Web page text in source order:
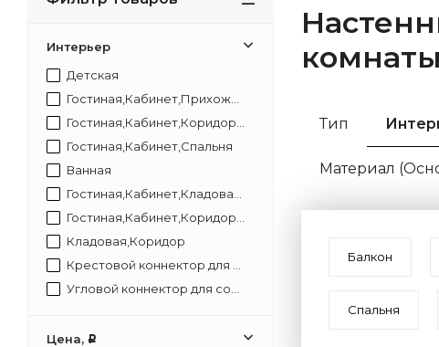
Интерьер
Детская
Гостиная,Кабинет,Прихожая,Спальня
Гостиная,Кабинет,Коридор,Прихожая,Спальня
Гостиная,Кабинет,Спальня
Ванная
Гостиная,Кабинет,Кладовая,Коридор,Прихожая,Спальня
Гостиная,Кабинет,Коридор,Спальня
Кладовая,Коридор
Крестовой коннектор для соединения модульных светильников с артикулом 09-29 позволит собирать светящиеся конструкции без разрывов в свечении. В нем установлены светодиоды с цветом свечения 4000К и световым потоком 96 Лм. Коннектор гармонично встраивается
Угловой коннектор для соединения модульных светильников с артикулом 09-30 позволит собирать светящиеся конструкции без разрывов в свечении. В нем установлены светодиоды с цветом свечения 4000К и световым потоком 48 Лм. Коннектор гармонично встраивается в
Цена, Р
комнаты
Тип
Материал
Балкон
Спальня